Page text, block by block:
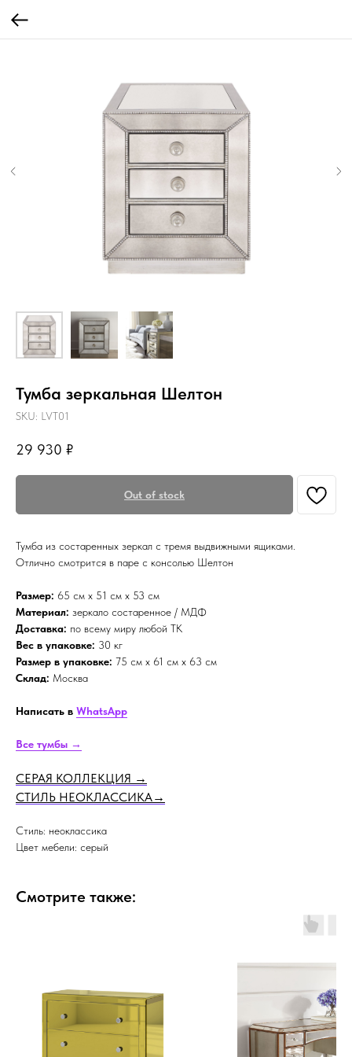
Тумба зеркальная Шелтон
SKU: LVT01
29 930 ₽
Out of stock
Тумба из состаренных зеркал с тремя выдвижными ящиками.
Отлично смотрится в паре с консолью Шелтон
Размер: 65 см х 51 см х 53 см
Материал: зеркало состаренное / МДФ
Доставка: по всему миру любой ТК
Вес в упаковке: 30 кг
Размер в упаковке: 75 см х 61 см х 63 см
Склад: Москва
Написать в WhatsApp
Все тумбы →
СЕРАЯ КОЛЛЕКЦИЯ →
СТИЛЬ НЕОКЛАССИКА→
Стиль: неоклассика
Цвет мебели: серый
Смотрите также: